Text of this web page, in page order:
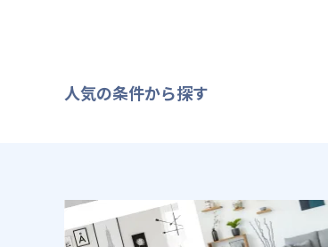
人気の条件から探す